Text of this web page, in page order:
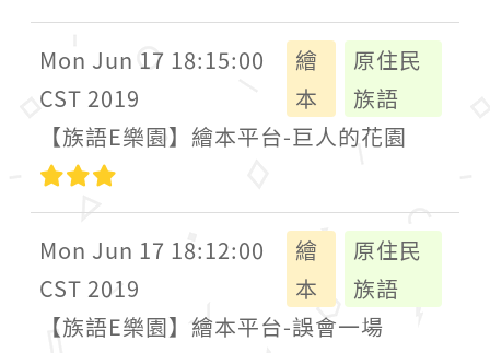
Mon Jun 17 18:15:00
CST 2019
繪
本
原住民
族語
【族語E樂園】繪本平台-巨人的花園
Mon Jun 17 18:12:00
CST 2019
繪
本
原住民
族語
【族語E樂園】繪本平台-誤會一場